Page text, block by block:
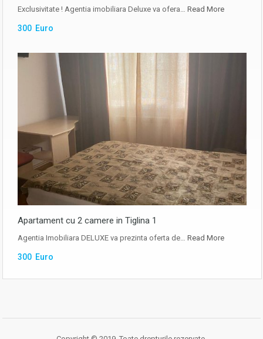
Exclusivitate ! Agentia imobiliara Deluxe va ofera… Read More
300 Euro
Apartament cu 2 camere in Tiglina 1
Agentia Imobiliara DELUXE va prezinta oferta de… Read More
300 Euro